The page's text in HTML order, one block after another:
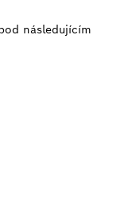
následujícím